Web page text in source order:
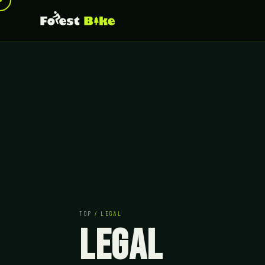
TOP / LEGAL
LEGAL